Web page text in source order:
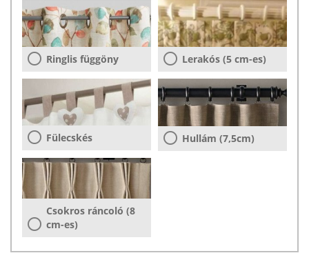
Ringlis függöny Lerakós (5 cm-es)
Fülecskés Hullám (7,5cm)
Csokros ráncoló (8
cm-es)